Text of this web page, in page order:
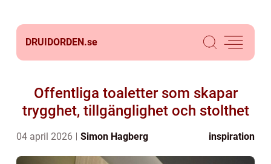
DRUIDORDEN.se
Offentliga toaletter som skapar
trygghet, tillgänglighet och stolthet
04 april 2026 Simon Hagberg inspiration